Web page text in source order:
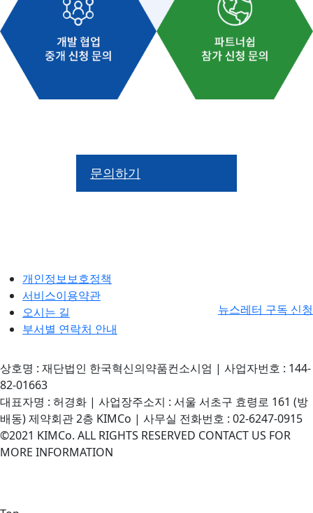
문의하기
개인정보보호정책
서비스이용약관
오시는 길
부서별 연락처 안내
뉴스레터 구독 신청
상호명 : 재단법인 한국혁신의약품컨소시엄 | 사업자번호 : 144-
82-01663
대표자명 : 허경화 | 사업장주소지 : 서울 서초구 효령로 161 (방
배동) 제약회관 2층 KIMCo | 사무실 전화번호 : 02-6247-0915
©2021 KIMCo. ALL RIGHTS RESERVED CONTACT US FOR
MORE INFORMATION